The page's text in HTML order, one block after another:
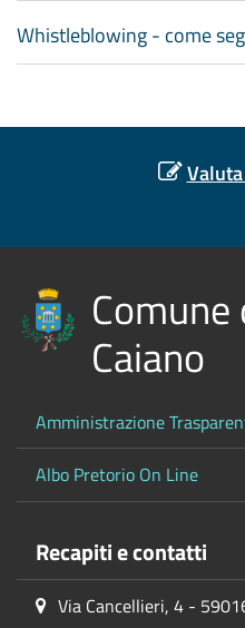
Whistleblowing - come
Caiano
Amministrazione
Albo Pretorio On Line
Recapiti e contatti
Via Cancellieri, 4 -